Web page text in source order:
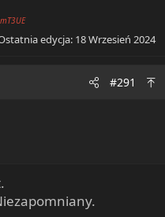
edycja: 18 Wrzesień 2024
#291